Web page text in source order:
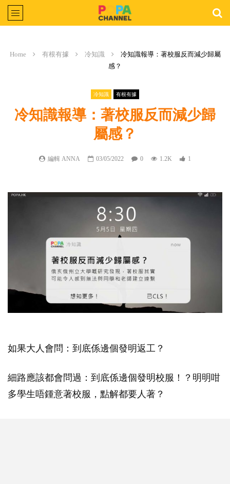
Home 有根有據 冷知識
冷知識報導：著校服反而減少歸屬
感？
冷知識 有根有據
冷知識報導：著校服反而減少歸
屬感？
編輯 ANNA 03/05/2022 0 1.2K 1
如果大人會問：到底係邊個發明返工？
細路應該都會問過：到底係邊個發明校服！？明明咁
多學生唔鍾意著校服，點解都要人著？